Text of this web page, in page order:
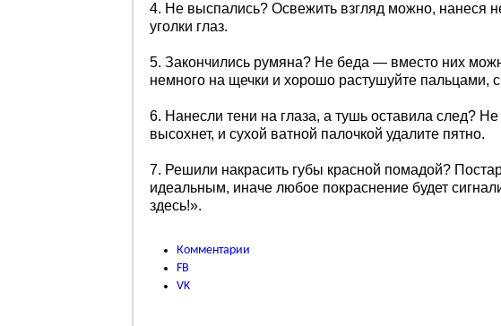
4. Не выспались? Освежить взгляд можно, нанеся
уголки глаз.
5. Закончились румяна? Не беда — вместо них
немного на щечки и хорошо растушуйте пальцами,
6. Нанесли тени на глаза, а тушь оставила след?
высохнет, и сухой ватной палочкой удалите пятно.
7. Решили накрасить губы красной помадой?
идеальным, иначе любое покраснение будет
здесь!».
Комментарии
FB
VK